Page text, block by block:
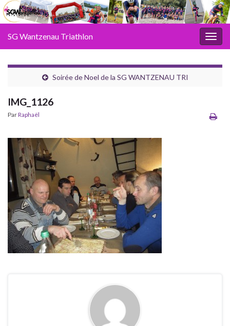
SG Wantzenau Triathlon
Soirée de Noel de la SG WANTZENAU TRI
IMG_1126
ParRaphaël